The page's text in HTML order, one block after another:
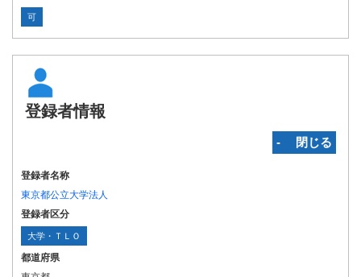
可
登録者情報
‐ 閉じる
登録者名称
東京都公立大学法人
登録者区分
大学・ＴＬＯ
都道府県